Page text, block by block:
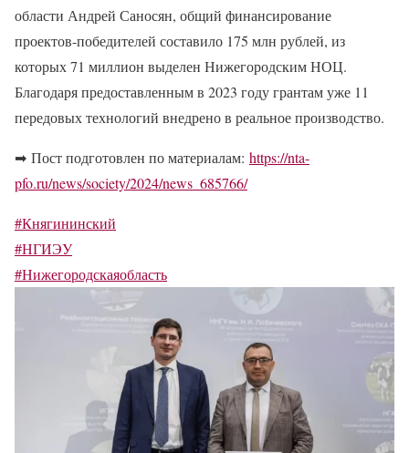
области Андрей Саносян, общий финансирование
проектов-победителей составило 175 млн рублей, из
которых 71 миллион выделен Нижегородским НОЦ.
Благодаря предоставленным в 2023 году грантам уже 11
передовых технологий внедрено в реальное производство.
➡ Пост подготовлен по материалам: https://nta-
pfo.ru/news/society/2024/news_685766/
#Княгининский
#НГИЭУ
#Нижегородскаяобласть